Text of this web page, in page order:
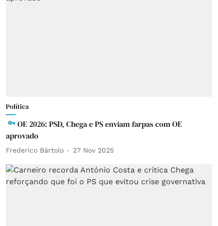
Política
OE 2026: PSD, Chega e PS enviam farpas com OE
aprovado
Frederico Bártolo 27 Nov 2025